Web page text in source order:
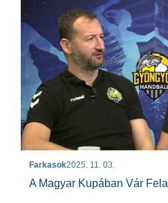
Farkasok2025. 11. 03.
A Magyar Kupában Vár